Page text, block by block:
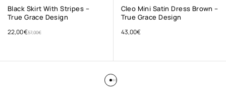
Black Skirt With Stripes –
True Grace Design
57,00€
22,00€
Cleo Mini Satin Dress Brown –
True Grace Design
43,00€